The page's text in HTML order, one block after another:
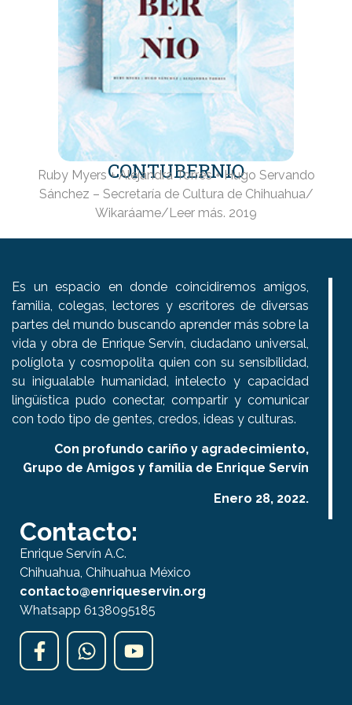
CONTUBERNIO
Ruby Myers + Alejandra Torres + Hugo Servando
Sánchez – Secretaría de Cultura de Chihuahua/
Wikaráame/Leer más. 2019
Es un espacio en donde coincidiremos amigos,
familia, colegas, lectores y escritores de diversas
partes del mundo buscando aprender más sobre la
vida y obra de Enrique Servín, ciudadano universal,
políglota y cosmopolita quien con su sensibilidad,
su inigualable humanidad, intelecto y capacidad
lingüística pudo conectar, compartir y comunicar
con todo tipo de gentes, credos, ideas y culturas.
Con profundo cariño y agradecimiento,
Grupo de Amigos y familia de Enrique Servín
Enero 28, 2022.
Contacto:
Enrique Servín A.C.
Chihuahua, Chihuahua México
contacto@enriqueservin.org
Whatsapp 6138095185